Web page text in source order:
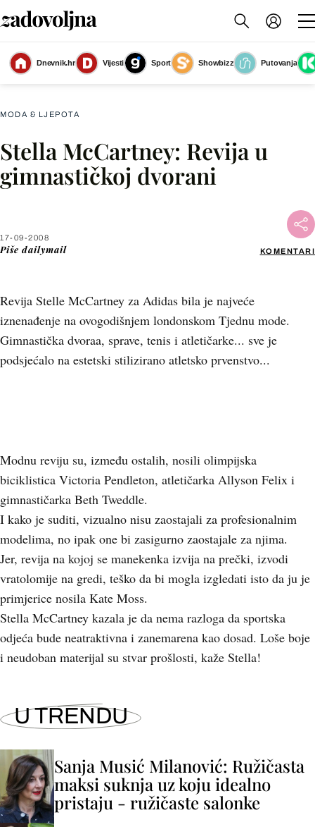
Dnevnik.hr Vijesti Sport Showbizz
Putovanja
Slika nije dostupna
MODA & LJEPOTA
Stella McCartney: Revija u
gimnastičkoj dvorani
17-09-2008
Piše dailymail KOMENTARI
Revija Stelle McCartney za Adidas bila je najveće
iznenađenje na ovogodišnjem londonskom Tjednu mode.
Gimnastička dvoraa, sprave, tenis i atletičarke... sve je
podsjećalo na estetski stilizirano atletsko prvenstvo...
Facebook
Modnu reviju su, između ostalih, nosili olimpijska
biciklistica Victoria Pendleton, atletičarka Allyson Felix i
gimnastičarka Beth Tweddle.
I kako je suditi, vizualno nisu zaostajali za profesionalnim
modelima, no ipak one bi zasigurno zaostajale za njima.
Jer, revija na kojoj se manekenka izvija na prečki, izvodi
vratolomije na gredi, teško da bi mogla izgledati isto da ju je
primjerice nosila Kate Moss.
Stella McCartney kazala je da nema razloga da sportska
odjeća bude neatraktivna i zanemarena kao dosad. Loše boje
i neudoban materijal su stvar prošlosti, kaže Stella!
U TRENDU
Sanja Musić Milanović: Ružičasta
maksi suknja uz koju idealno
pristaju - ružičaste salonke